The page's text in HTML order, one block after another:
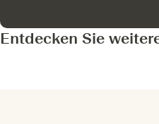
Entdecken Sie